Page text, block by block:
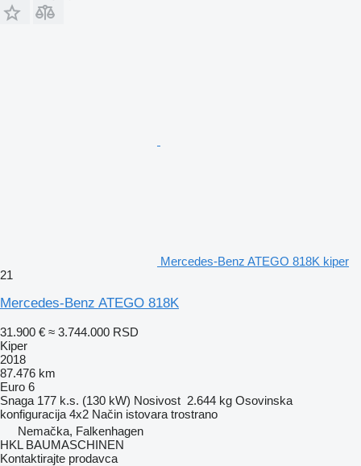
Mercedes-Benz ATEGO 818K kiper
21
Mercedes-Benz ATEGO 818K
31.900 € ≈ 3.744.000 RSD
Kiper
2018
87.476 km
Euro 6
Snaga 177 k.s. (130 kW) Nosivost 2.644 kg Osovinska
konfiguracija 4x2 Način istovara trostrano
Nemačka, Falkenhagen
HKL BAUMASCHINEN
Kontaktirajte prodavca